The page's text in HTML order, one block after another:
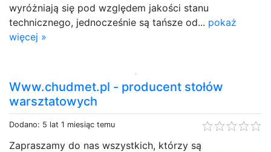
wyróżniają się pod względem jakości stanu
technicznego, jednocześnie są tańsze od... pokaż
więcej »
Www.chudmet.pl - producent stołów
warsztatowych
Dodano: 5 lat 1 miesiąc temu
Zapraszamy do nas wszystkich, którzy są